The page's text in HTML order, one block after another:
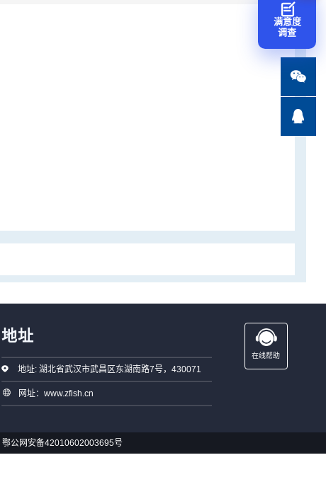
地址
地址: 湖北省武汉市武昌区东湖南路7号，430071
网址：www.zfish.cn
在线帮助
鄂公网安备42010602003695号
满意度
调查

